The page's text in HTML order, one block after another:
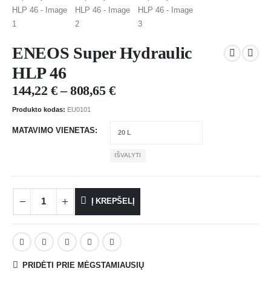
ENEOS Super Hydraulic
HLP 46
144,22 € – 808,65€
Produkto kodas: EU0101
MATAVIMO VIENETAS
IŠVALYTI
Į KREPŠELĮ
PRIDĖTI PRIE MĖGSTAMIAUSIŲ